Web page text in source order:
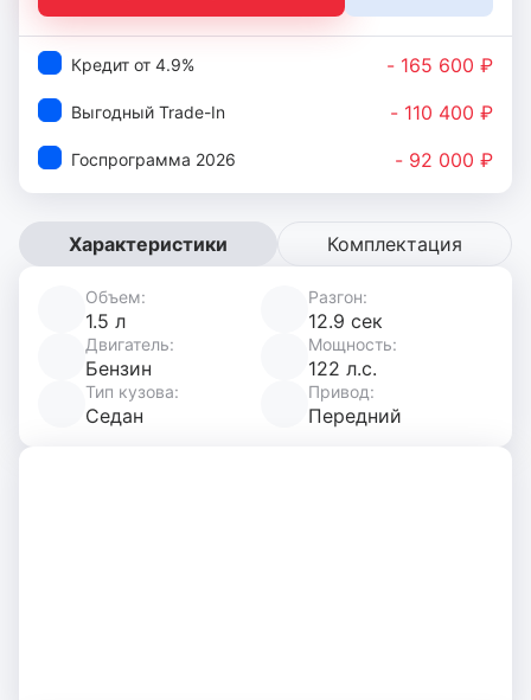
Кредит от 4.9% - 165 600 ₽
Выгодный Trade-In - 110 400 ₽
Госпрограмма 2026 - 92 000 ₽
Характеристики Комплектация
Объем:
1.5 л
Разгон:
12.9 сек
Двигатель:
Бензин
Мощность:
122 л.с.
Тип кузова:
Седан
Привод:
Передний